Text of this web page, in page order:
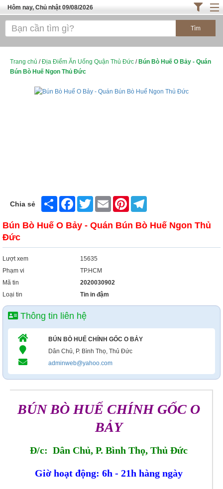
Hôm nay, Chủ nhật 09/08/2026
Trang chủ
Cafe - Kem- Trà Sữa
Trang chủ /Địa Điểm Ăn Uống Quận Thủ Đức / Bún Bò Huế O Bảy - Quán
Bún Bò Huế Ngon Thủ Đức
Chia sẻ Share FacebookTwitter Email Pinterest
Bún Bò Huế O Bảy - Quán Bún Bò Huế Ngon Thủ
Đức
Lượt xem
15635
Phạm vi
TP.HCM
Mã tin
2020030902
Loại tin
Tin in đậm
Thông tin liên hệ
BÚN BÒ HUẾ CHÍNH GỐC O BẢY
Dân Chủ, P. Bình Thọ, Thủ Đức
adminweb@yahoo.com
BÚN BÒ HUẾ CHÍNH GỐC O
BẢY
Đ/c: Dân Chủ, P. Bình Thọ, Thủ Đức
Giờ hoạt động: 6h - 21h hàng ngày